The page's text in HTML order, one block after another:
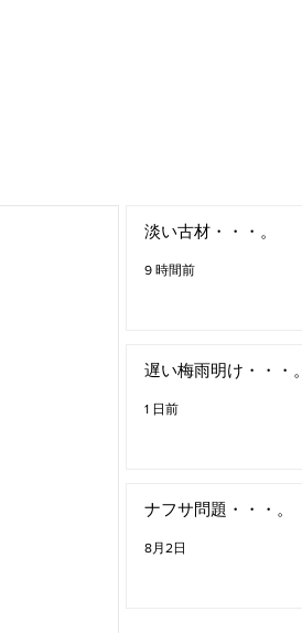
淡い古材・・・。
9 時間前
遅い梅雨明け・・・。
1 日前
ナフサ問題・・・。
8月2日